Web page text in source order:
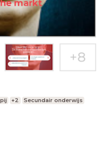
+2 Secundair onderwijs